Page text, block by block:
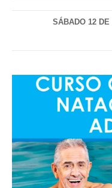
SÁBADO 12 DE